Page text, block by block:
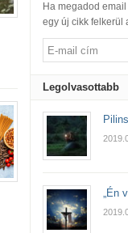
Ha megadod
egy új cikk felkerül
Legolvasottabb
„Én